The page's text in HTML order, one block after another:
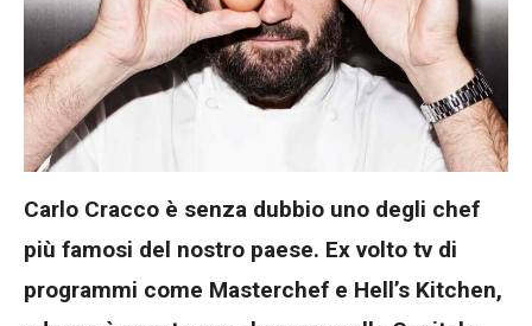
Carlo Cracco è senza dubbio uno degli chef
più famosi del nostro paese. Ex volto tv di
programmi come Masterchef e Hell’s Kitchen,